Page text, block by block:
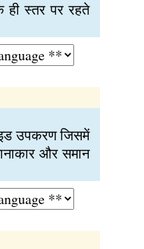
ही स्तर पर रहते
उपकरण जिसमें
और समान